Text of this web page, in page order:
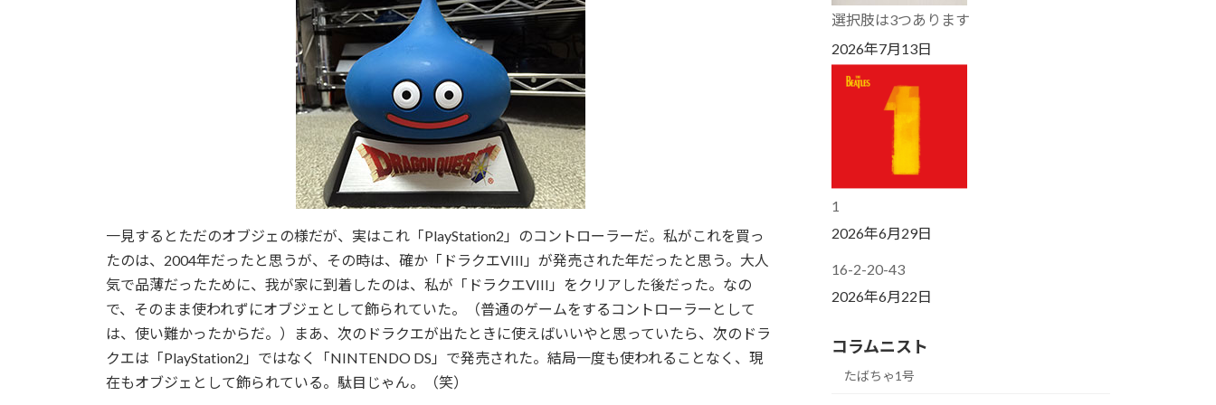
一見するとただのオブジェの様だが、実はこれ「PlayStation2」のコントローラーだ。私がこれを買っ
たのは、2004年だったと思うが、その時は、確か「ドラクエVIII」が発売された年だったと思う。大人
気で品薄だったために、我が家に到着したのは、私が「ドラクエVIII」をクリアした後だった。なの
で、そのまま使われずにオブジェとして飾られていた。（普通のゲームをするコントローラーとして
は、使い難かったからだ。）まあ、次のドラクエが出たときに使えばいいやと思っていたら、次のドラ
クエは「PlayStation2」ではなく「NINTENDO DS」で発売された。結局一度も使われることなく、現
在もオブジェとして飾られている。駄目じゃん。（笑）
選択肢は3つあります
2026年7月13日
1
2026年6月29日
16-2-20-43
2026年6月22日
コラムニスト
たばちゃ1号